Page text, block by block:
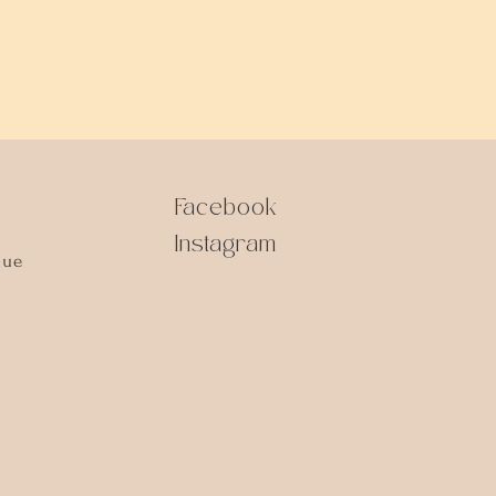
Facebook
Instagram